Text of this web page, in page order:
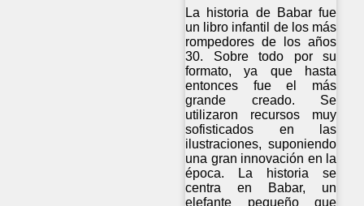
La historia de Babar fue
un libro infantil de los más
rompedores de los años
30. Sobre todo por su
formato, ya que hasta
entonces fue el más
grande creado. Se
utilizaron recursos muy
sofisticados en las
ilustraciones, suponiendo
una gran innovación en la
época. La historia se
centra en Babar, un
elefante pequeño que